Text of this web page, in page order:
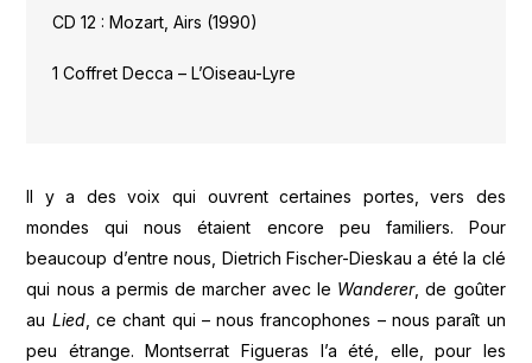
CD 12 : Mozart, Airs (1990)
1 Coffret Decca – L’Oiseau-Lyre
Il y a des voix qui ouvrent certaines portes, vers des
mondes qui nous étaient encore peu familiers. Pour
beaucoup d’entre nous, Dietrich Fischer-Dieskau a été la clé
qui nous a permis de marcher avec le Wanderer, de goûter
au Lied, ce chant qui – nous francophones – nous paraît un
peu étrange. Montserrat Figueras l’a été, elle, pour les